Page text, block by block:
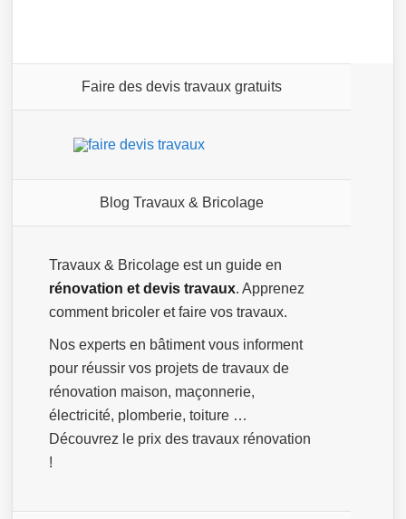
Faire des devis travaux gratuits
Blog Travaux & Bricolage
Travaux & Bricolage est un guide en
rénovation et devis travaux. Apprenez
comment bricoler et faire vos travaux.
Nos experts en bâtiment vous informent
pour réussir vos projets de travaux de
rénovation maison, maçonnerie,
électricité, plomberie, toiture …
Découvrez le prix des travaux rénovation
!